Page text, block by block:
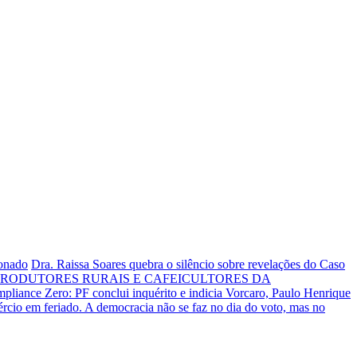
Dra. Raissa Soares quebra o silêncio sobre revelações do Caso
RURAIS E CAFEICULTORES DA
Zero: PF conclui inquérito e indicia Vorcaro, Paulo Henrique
em feriado. A democracia não se faz no dia do voto, mas no